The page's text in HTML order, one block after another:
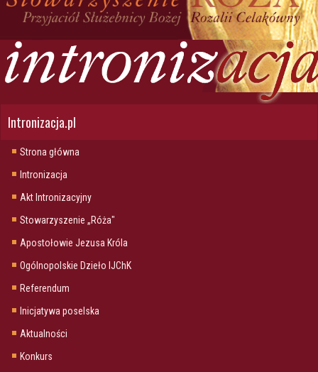
Intronizacja.pl
Strona główna
Intronizacja
Akt Intronizacyjny
Stowarzyszenie „Róża"
Apostołowie Jezusa Króla
Ogólnopolskie Dzieło IJChK
Referendum
Inicjatywa poselska
Aktualności
Konkurs